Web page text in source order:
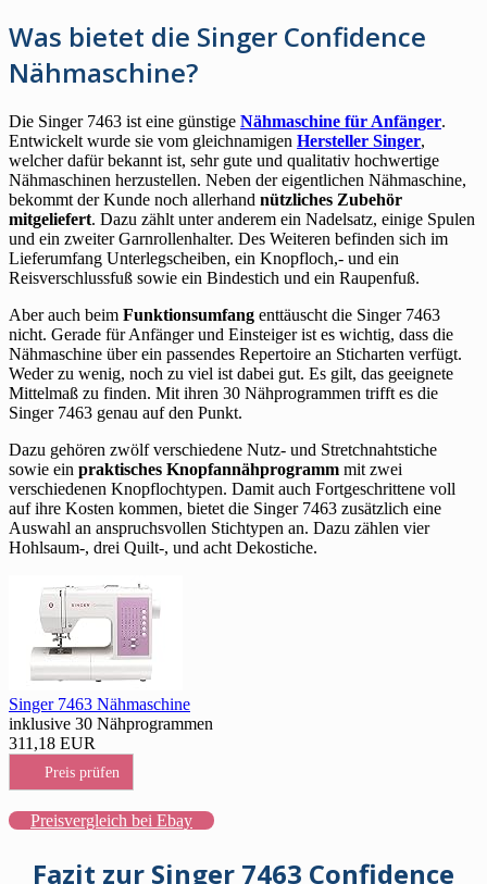
Was bietet die Singer Confidence
Nähmaschine?
Die Singer 7463 ist eine günstige Nähmaschine für Anfänger.
Entwickelt wurde sie vom gleichnamigen Hersteller Singer,
welcher dafür bekannt ist, sehr gute und qualitativ hochwertige
Nähmaschinen herzustellen. Neben der eigentlichen Nähmaschine,
bekommt der Kunde noch allerhand nützliches Zubehör
mitgeliefert. Dazu zählt unter anderem ein Nadelsatz, einige Spulen
und ein zweiter Garnrollenhalter. Des Weiteren befinden sich im
Lieferumfang Unterlegscheiben, ein Knopfloch,- und ein
Reisverschlussfuß sowie ein Bindestich und ein Raupenfuß.
Aber auch beim Funktionsumfang enttäuscht die Singer 7463
nicht. Gerade für Anfänger und Einsteiger ist es wichtig, dass die
Nähmaschine über ein passendes Repertoire an Sticharten verfügt.
Weder zu wenig, noch zu viel ist dabei gut. Es gilt, das geeignete
Mittelmaß zu finden. Mit ihren 30 Nähprogrammen trifft es die
Singer 7463 genau auf den Punkt.
Dazu gehören zwölf verschiedene Nutz- und Stretchnahtstiche
sowie ein praktisches Knopfannähprogramm mit zwei
verschiedenen Knopflochtypen. Damit auch Fortgeschrittene voll
auf ihre Kosten kommen, bietet die Singer 7463 zusätzlich eine
Auswahl an anspruchsvollen Stichtypen an. Dazu zählen vier
Hohlsaum-, drei Quilt-, und acht Dekostiche.
Singer 7463 Nähmaschine
inklusive 30 Nähprogrammen
311,18 EUR
Preis prüfen
Preisvergleich bei Ebay
Fazit zur Singer 7463 Confidence